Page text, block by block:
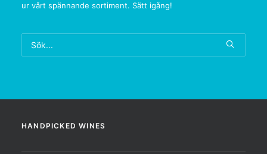
ur vårt spännande sortiment. Sätt igång!
HANDPICKED WINES